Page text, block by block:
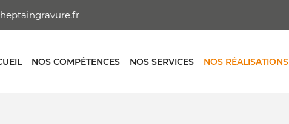
NOS COMPÉTENCES NOS SERVICES NOS RÉALISATIONS